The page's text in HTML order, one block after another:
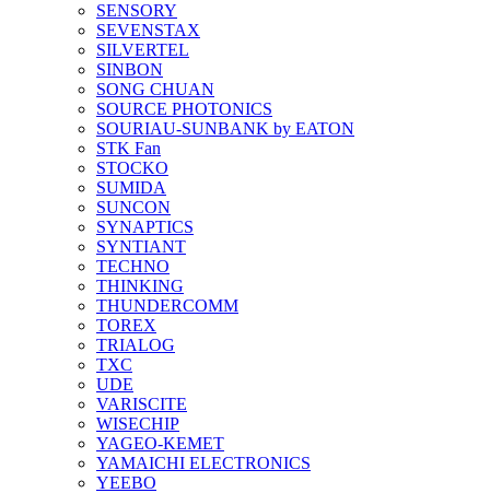
SENSORY
SEVENSTAX
SILVERTEL
SINBON
SONG CHUAN
SOURCE PHOTONICS
SOURIAU-SUNBANK by EATON
STK Fan
STOCKO
SUMIDA
SUNCON
SYNAPTICS
SYNTIANT
TECHNO
THINKING
THUNDERCOMM
TOREX
TRIALOG
TXC
UDE
VARISCITE
WISECHIP
YAGEO-KEMET
YAMAICHI ELECTRONICS
YEEBO